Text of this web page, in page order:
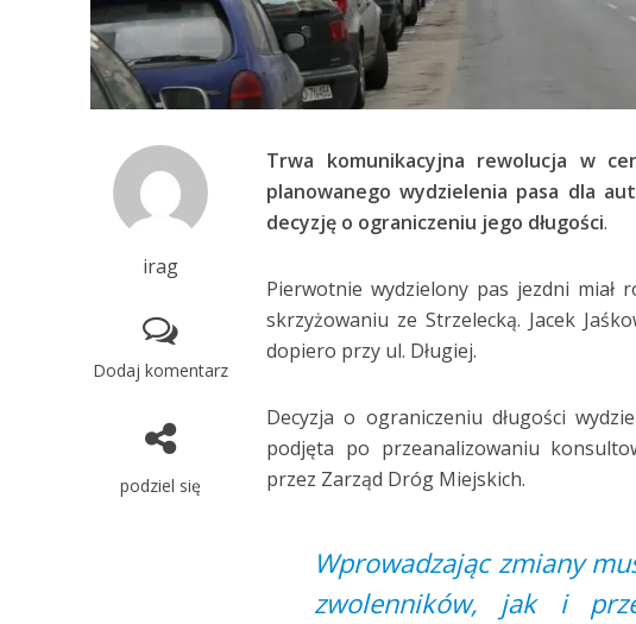
irag
Dodaj komentarz
podziel się
Trwa komunikacyjna rewolucja w
planowanego wydzielenia pasa dla
decyzję o ograniczeniu jego długości.
Pierwotnie wydzielony pas jezdni miał
skrzyżowaniu ze Strzelecką. Jacek
dopiero przy ul. Długiej.
Decyzja o ograniczeniu długości
podjęta po przeanalizowaniu
przez Zarząd Dróg Miejskich.
Wprowadzając zmiany
zwolenników, jak i